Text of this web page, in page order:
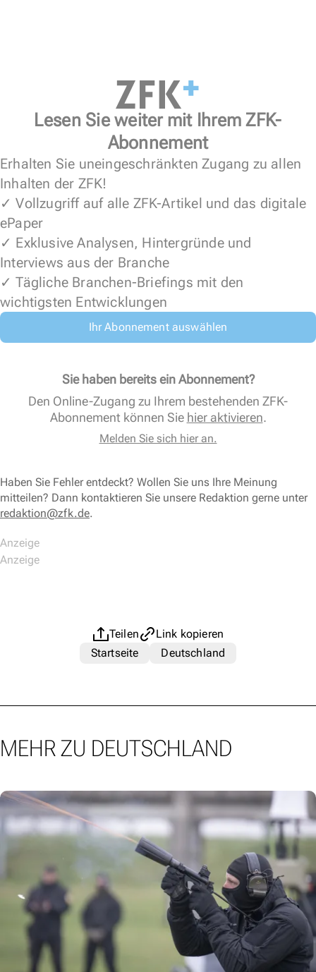
Lesen Sie weiter mit Ihrem ZFK-
Abonnement
Erhalten Sie uneingeschränkten Zugang zu allen
Inhalten der ZFK!
✓ Vollzugriff auf alle ZFK-Artikel und das digitale
ePaper
✓ Exklusive Analysen, Hintergründe und
Interviews aus der Branche
✓ Tägliche Branchen-Briefings mit den
wichtigsten Entwicklungen
Ihr Abonnement auswählen
Sie haben bereits ein Abonnement?
Den Online-Zugang zu Ihrem bestehenden ZFK-
Abonnement können Sie hier aktivieren.
Melden Sie sich hier an.
Haben Sie Fehler entdeckt? Wollen Sie uns Ihre Meinung
mitteilen? Dann kontaktieren Sie unsere Redaktion gerne unter
redaktion@zfk.de.
Teilen
Link kopieren
Startseite
Deutschland
MEHR ZU DEUTSCHLAND